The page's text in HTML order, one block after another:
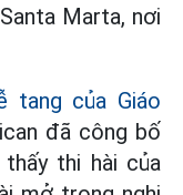
Marta, nơi
tang của Giáo
đã công bố
thi hài của